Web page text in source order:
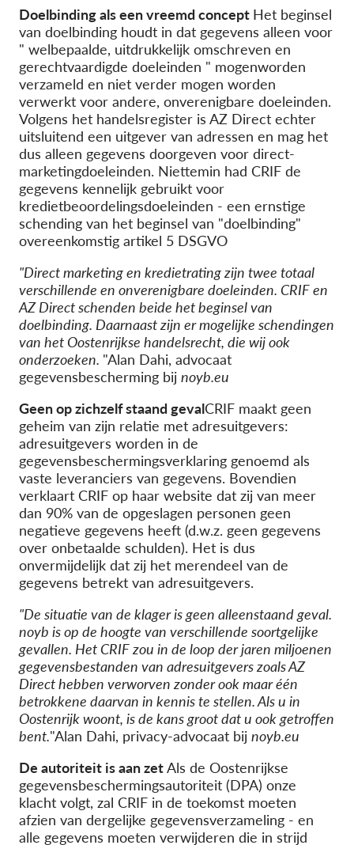
Doelbinding als een vreemd concept Het beginsel
van doelbinding houdt in dat gegevens alleen voor
" welbepaalde, uitdrukkelijk omschreven en
gerechtvaardigde doeleinden " mogenworden
verzameld en niet verder mogen worden
verwerkt voor andere, onverenigbare doeleinden.
Volgens het handelsregister is AZ Direct echter
uitsluitend een uitgever van adressen en mag het
dus alleen gegevens doorgeven voor direct-
marketingdoeleinden. Niettemin had CRIF de
gegevens kennelijk gebruikt voor
kredietbeoordelingsdoeleinden - een ernstige
schending van het beginsel van "doelbinding"
overeenkomstig artikel 5 DSGVO
"Direct marketing en kredietrating zijn twee totaal
verschillende en onverenigbare doeleinden. CRIF en
AZ Direct schenden beide het beginsel van
doelbinding. Daarnaast zijn er mogelijke schendingen
van het Oostenrijkse handelsrecht, die wij ook
onderzoeken. "Alan Dahi, advocaat
gegevensbescherming bij noyb.eu
Geen op zichzelf staand gevalCRIF maakt geen
geheim van zijn relatie met adresuitgevers:
adresuitgevers worden in de
gegevensbeschermingsverklaring genoemd als
vaste leveranciers van gegevens. Bovendien
verklaart CRIF op haar website dat zij van meer
dan 90% van de opgeslagen personen geen
negatieve gegevens heeft (d.w.z. geen gegevens
over onbetaalde schulden). Het is dus
onvermijdelijk dat zij het merendeel van de
gegevens betrekt van adresuitgevers.
"De situatie van de klager is geen alleenstaand geval.
noyb is op de hoogte van verschillende soortgelijke
gevallen. Het CRIF zou in de loop der jaren miljoenen
gegevensbestanden van adresuitgevers zoals AZ
Direct hebben verworven zonder ook maar één
betrokkene daarvan in kennis te stellen. Als u in
Oostenrijk woont, is de kans groot dat u ook getroffen
bent."Alan Dahi, privacy-advocaat bij noyb.eu
De autoriteit is aan zetAls de Oostenrijkse
gegevensbeschermingsautoriteit (DPA) onze
klacht volgt, zal CRIF in de toekomst moeten
afzien van dergelijke gegevensverzameling - en
alle gegevens moeten verwijderen die in strijd